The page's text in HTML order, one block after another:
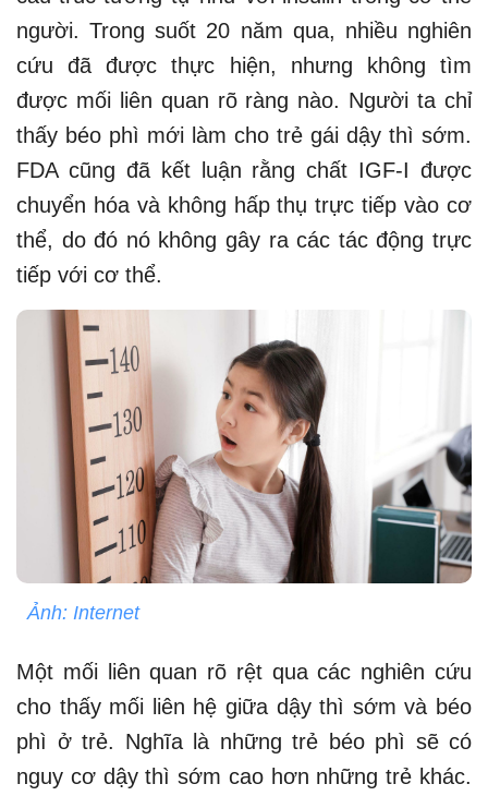
người. Trong suốt 20 năm qua, nhiều nghiên
cứu đã được thực hiện, nhưng không tìm
được mối liên quan rõ ràng nào. Người ta chỉ
thấy béo phì mới làm cho trẻ gái dậy thì sớm.
FDA cũng đã kết luận rằng chất IGF-I được
chuyển hóa và không hấp thụ trực tiếp vào cơ
thể, do đó nó không gây ra các tác động trực
tiếp với cơ thể.
Ảnh: Internet
Một mối liên quan rõ rệt qua các nghiên cứu
cho thấy mối liên hệ giữa dậy thì sớm và béo
phì ở trẻ. Nghĩa là những trẻ béo phì sẽ có
nguy cơ dậy thì sớm cao hơn những trẻ khác.